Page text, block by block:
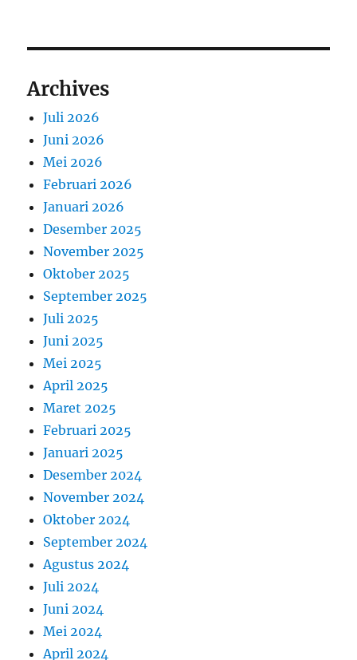
Archives
Juli 2026
Juni 2026
Mei 2026
Februari 2026
Januari 2026
Desember 2025
November 2025
Oktober 2025
September 2025
Juli 2025
Juni 2025
Mei 2025
April 2025
Maret 2025
Februari 2025
Januari 2025
Desember 2024
November 2024
Oktober 2024
September 2024
Agustus 2024
Juli 2024
Juni 2024
Mei 2024
April 2024